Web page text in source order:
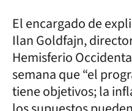
El encargado de
Ilan Goldfajn,
Hemisferio
semana que “el
tiene objetivos; la